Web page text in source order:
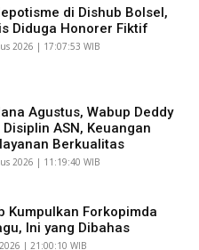
di Dishub Bolsel,
Diduga Honorer Fiktif
2026 | 17:07:53 WIB
Agustus, Wabup Deddy
ASN, Keuangan
Berkualitas
2026 | 11:19:40 WIB
Kumpulkan Forkopimda
Ini yang Dibahas
| 21:00:10 WIB